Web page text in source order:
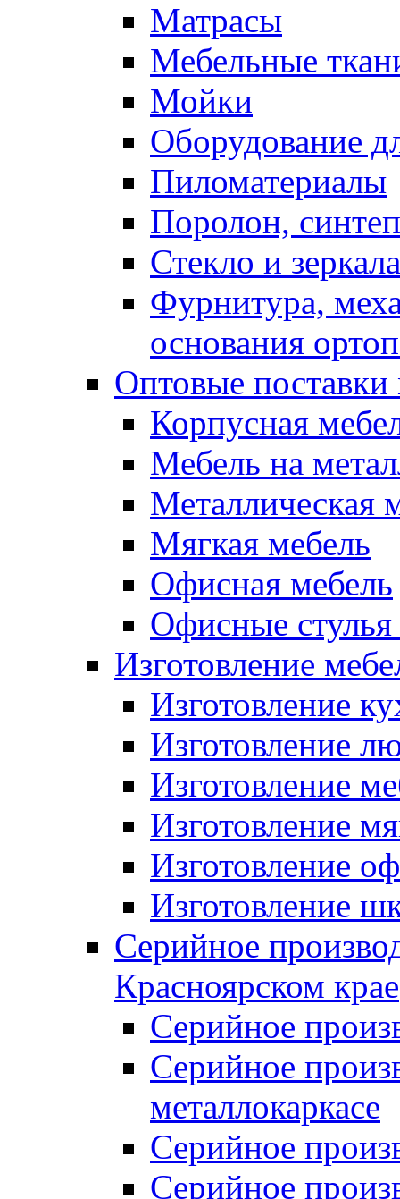
Матрасы
Мебельные
Мойки
Оборудование
Пиломатериалы
Поролон,
Стекло и зеркала
Фурнитура,
основания
Оптовые поставки
Корпусная
Мебель на
Металлическая
Мягкая мебель
Офисная мебель
Офисные стулья
Изготовление
Изготовление
Изготовление
Изготовление
Изготовление
Изготовление
Изготовление
Серийное
Красноярском крае
Серийное
Серийное
металлокаркасе
Серийное
Серийное